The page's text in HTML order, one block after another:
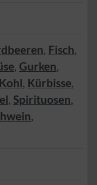
, Fisch,
, Gurken,
Kohl, Kürbisse,
, Spirituosen,
,